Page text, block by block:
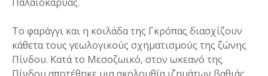
To φαράγγι και η κοιλάδα της Γκρόπας διασχίζουν
κάθετα τους γεωλογικούς σχηματισμούς της ζώνης
Πίνδου. Κατά το Μεσοζωικό, στον ωκεανό της
Πίνδου αποτέθηκε μια ακολουθία ιζημάτων βαθιάς